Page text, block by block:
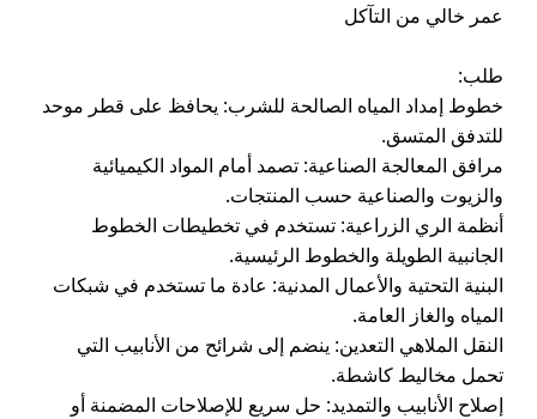
عمر خالي من التآكل
طلب:
خطوط إمداد المياه الصالحة للشرب: يحافظ على قطر موحد
للتدفق المتسق.
مرافق المعالجة الصناعية: تصمد أمام المواد الكيميائية
والزيوت والصناعية حسب المنتجات.
أنظمة الري الزراعية: تستخدم في تخطيطات الخطوط
الجانبية الطويلة والخطوط الرئيسية.
البنية التحتية والأعمال المدنية: عادة ما تستخدم في شبكات
المياه والغاز العامة.
النقل الملاهي التعدين: ينضم إلى شرائح من الأنابيب التي
تحمل مخاليط كاشطة.
إصلاح الأنابيب والتمديد: حل سريع للإصلاحات المضمنة أو